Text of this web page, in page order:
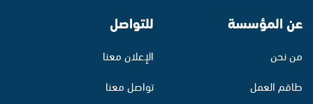
عن المؤسسة
من نحن
طاقم العمل
للتواصل
الإعلان معنا
تواصل معنا